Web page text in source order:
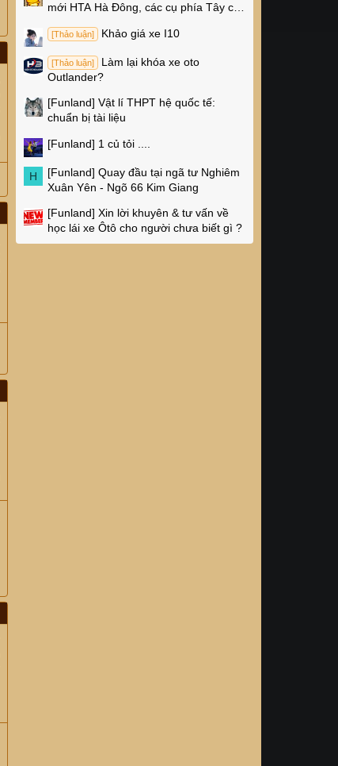
mới HTA Hà Đông, các cụ phía Tây có
[Thảo luận] Khảo giá xe I10
[Thảo luận]
Làm lại khóa xe oto
Outlander?
[Funland] Vật lí THPT hệ quốc tế:
chuẩn bị tài liệu
[Funland] 1 củ tỏi ....
H [Funland] Quay đầu tại ngã tư Nghiêm
Xuân Yên - Ngõ 66 Kim Giang
[Funland] Xin lời khuyên & tư vấn về
học lái xe Ôtô cho người chưa biết gì ?